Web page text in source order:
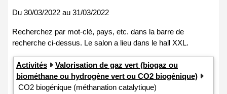
Du 30/03/2022 au 31/03/2022
Activités
Valorisation de gaz vert (biogaz ou
biométhane ou hydrogène vert ou CO2 biogénique)
CO2 biogénique (méthanation catalytique)